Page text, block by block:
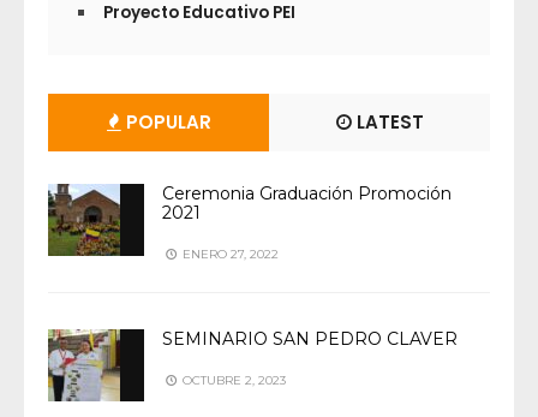
Proyecto Educativo PEI
POPULAR LATEST
Ceremonia Graduación Promoción
2021
ENERO 27, 2022
SEMINARIO SAN PEDRO CLAVER
OCTUBRE 2, 2023